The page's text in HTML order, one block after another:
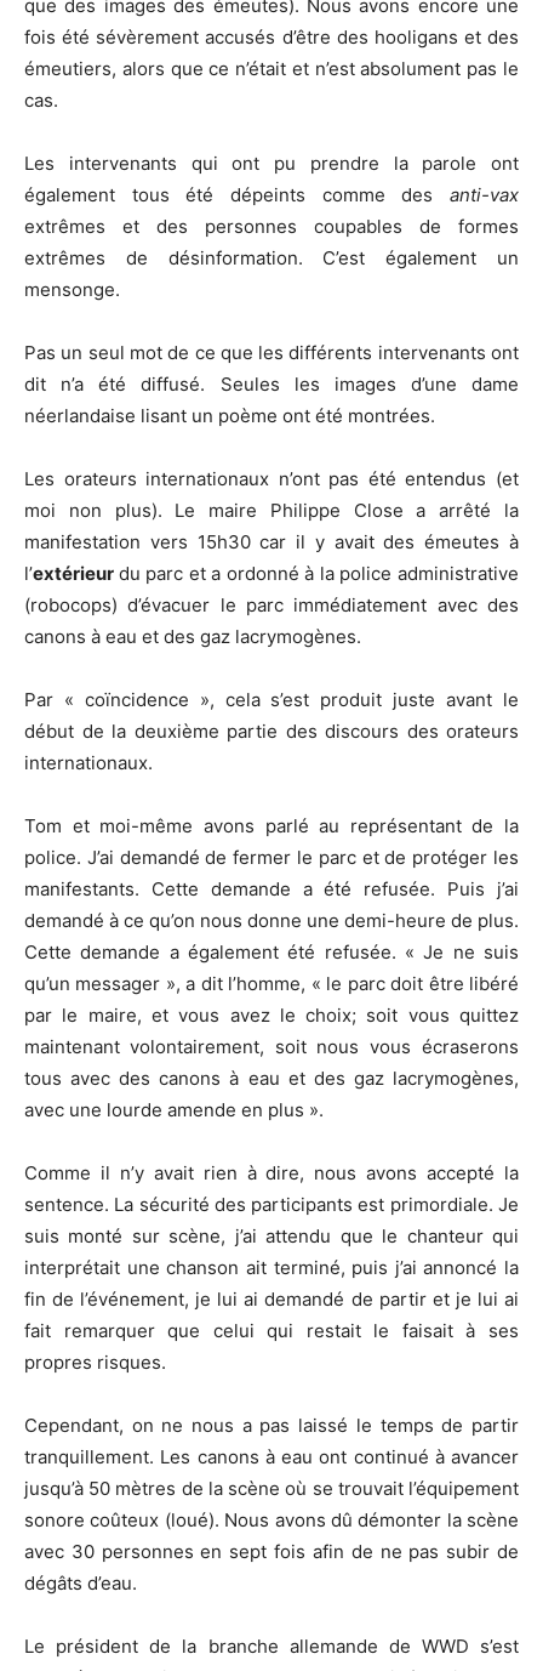
que des images des émeutes). Nous avons encore une
fois été sévèrement accusés d’être des hooligans et des
émeutiers, alors que ce n’était et n’est absolument pas le
cas.
Les intervenants qui ont pu prendre la parole ont
également tous été dépeints comme des anti-vax
extrêmes et des personnes coupables de formes
extrêmes de désinformation. C’est également un
mensonge.
Pas un seul mot de ce que les différents intervenants ont
dit n’a été diffusé. Seules les images d’une dame
néerlandaise lisant un poème ont été montrées.
Les orateurs internationaux n’ont pas été entendus (et
moi non plus). Le maire Philippe Close a arrêté la
manifestation vers 15h30 car il y avait des émeutes à
l’extérieur du parc et a ordonné à la police administrative
(robocops) d’évacuer le parc immédiatement avec des
canons à eau et des gaz lacrymogènes.
Par « coïncidence », cela s’est produit juste avant le
début de la deuxième partie des discours des orateurs
internationaux.
Tom et moi-même avons parlé au représentant de la
police. J’ai demandé de fermer le parc et de protéger les
manifestants. Cette demande a été refusée. Puis j’ai
demandé à ce qu’on nous donne une demi-heure de plus.
Cette demande a également été refusée. « Je ne suis
qu’un messager », a dit l’homme, « le parc doit être libéré
par le maire, et vous avez le choix; soit vous quittez
maintenant volontairement, soit nous vous écraserons
tous avec des canons à eau et des gaz lacrymogènes,
avec une lourde amende en plus ».
Comme il n’y avait rien à dire, nous avons accepté la
sentence. La sécurité des participants est primordiale. Je
suis monté sur scène, j’ai attendu que le chanteur qui
interprétait une chanson ait terminé, puis j’ai annoncé la
fin de l’événement, je lui ai demandé de partir et je lui ai
fait remarquer que celui qui restait le faisait à ses
propres risques.
Cependant, on ne nous a pas laissé le temps de partir
tranquillement. Les canons à eau ont continué à avancer
jusqu’à 50 mètres de la scène où se trouvait l’équipement
sonore coûteux (loué). Nous avons dû démonter la scène
avec 30 personnes en sept fois afin de ne pas subir de
dégâts d’eau.
Le président de la branche allemande de WWD s’est